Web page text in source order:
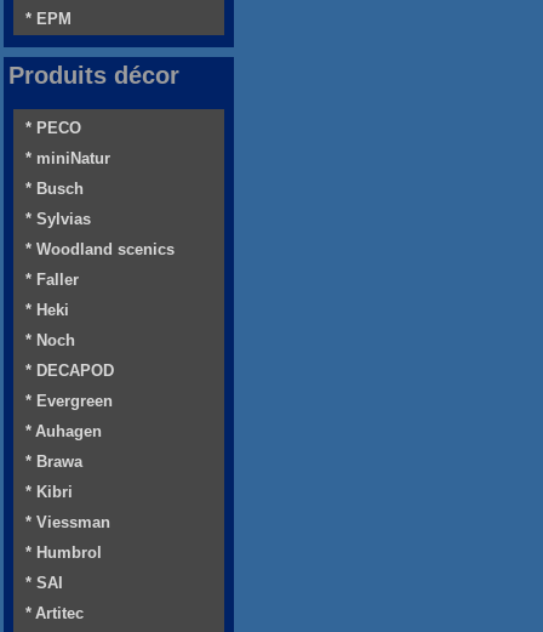
* EPM
Produits décor
* PECO
* miniNatur
* Busch
* Sylvias
* Woodland scenics
* Faller
* Heki
* Noch
* DECAPOD
* Evergreen
* Auhagen
* Brawa
* Kibri
* Viessman
* Humbrol
* SAI
* Artitec